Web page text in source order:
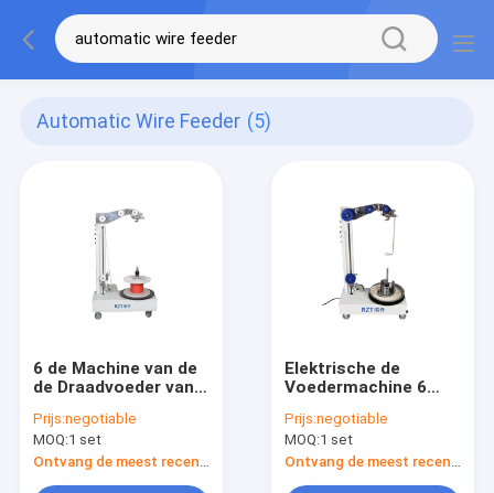
Automatic Wire Feeder (5)
6 de Machine van de
de Draadvoeder van
Uitbetalingsmachine
van de
Installatiedraad
Prijs:negotiable
MOQ:1 set
Elektrische de
Voedermachine 6
Kabeldraad
Automatische
Controle
Prijs:negotiable
MOQ:1 set